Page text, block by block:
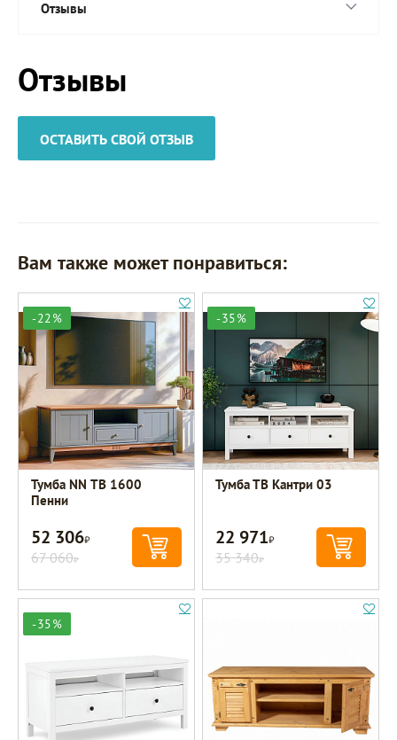
Отзывы
Отзывы
ОСТАВИТЬ СВОЙ ОТЗЫВ
Вам также может понравиться:
-22%
Тумба NN ТВ 1600
Пенни
52 306Р
67 060Р
-35%
Тумба ТВ Кантри 03
22 971Р
35 340Р
-35%